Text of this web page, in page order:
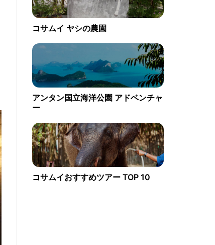
コサムイ ヤシの農園
アンタン国立海洋公園 アドベンチャ
ー
コサムイおすすめツアー TOP 10